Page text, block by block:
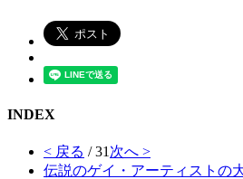
INDEX
< 戻る / 31 次へ >
伝説のゲイ・アーティストの